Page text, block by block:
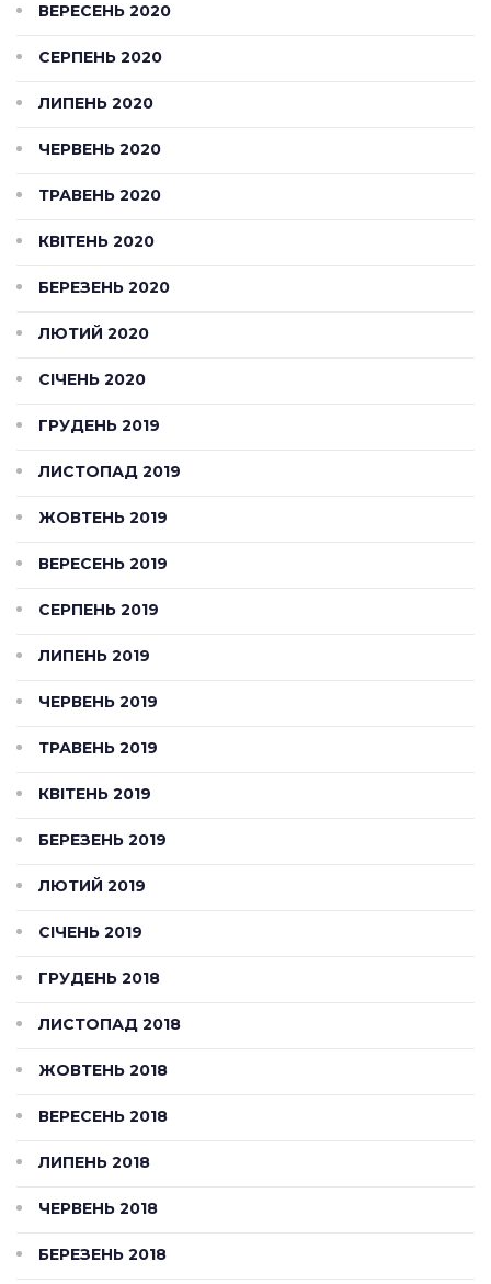
ВЕРЕСЕНЬ 2020
СЕРПЕНЬ 2020
ЛИПЕНЬ 2020
ЧЕРВЕНЬ 2020
ТРАВЕНЬ 2020
КВІТЕНЬ 2020
БЕРЕЗЕНЬ 2020
ЛЮТИЙ 2020
СІЧЕНЬ 2020
ГРУДЕНЬ 2019
ЛИСТОПАД 2019
ЖОВТЕНЬ 2019
ВЕРЕСЕНЬ 2019
СЕРПЕНЬ 2019
ЛИПЕНЬ 2019
ЧЕРВЕНЬ 2019
ТРАВЕНЬ 2019
КВІТЕНЬ 2019
БЕРЕЗЕНЬ 2019
ЛЮТИЙ 2019
СІЧЕНЬ 2019
ГРУДЕНЬ 2018
ЛИСТОПАД 2018
ЖОВТЕНЬ 2018
ВЕРЕСЕНЬ 2018
ЛИПЕНЬ 2018
ЧЕРВЕНЬ 2018
БЕРЕЗЕНЬ 2018